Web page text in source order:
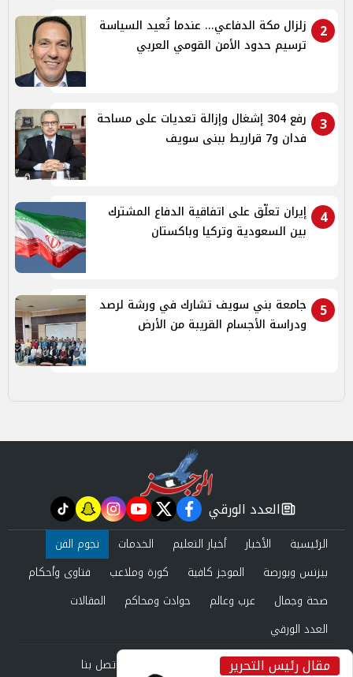
2
زلزال مكة الدفاعي... عندما تُعيد السياسة
ترسيم حدود الأمن القومي العربي
3
رفع 304 إشغال وإزالة تعديات على مساحة
فدان و7 قراريط ببنى سويف
4
إيران تعلّق على اتفاقية الدفاع المشترك
بين السعودية وتركيا وباكستان
5
جامعة بني سويف تشارك في ورشة لرصد
ودراسة الأجسام القريبة من الأرض
مقال رئيس التحرير
newspaper
العدد الورقي facebook
twitter
youtube
instagram
snapchat
tiktok
الرئيسية الأخبار أخبار التعليم الخدمات
نجوم الفن
بيزنس وبورصة
الموجز كافية كورة وملاعب
فتاوى وأحكام
صحة وجمال
عرب وعالم حوادث ومحاكم
المقالات
العدد الورقي
من نحن
اتصل بنا